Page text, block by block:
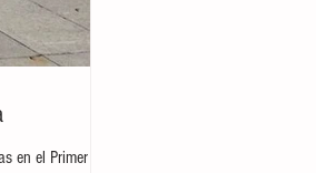
en el Primer